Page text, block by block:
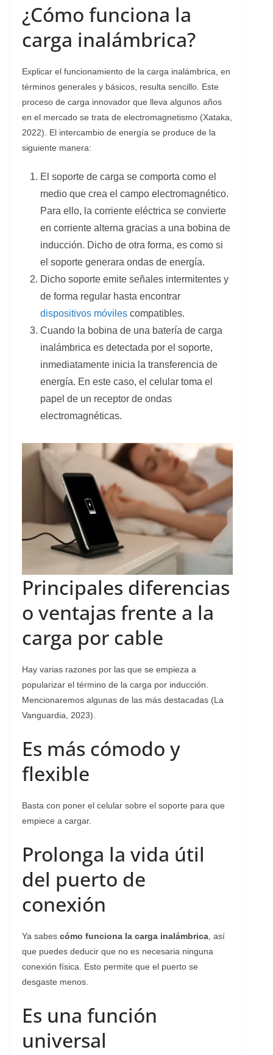
¿Cómo funciona la
carga inalámbrica?
Explicar el funcionamiento de la carga inalámbrica, en
términos generales y básicos, resulta sencillo. Este
proceso de carga innovador que lleva algunos años
en el mercado se trata de electromagnetismo (Xataka,
2022). El intercambio de energía se produce de la
siguiente manera:
El soporte de carga se comporta como el
medio que crea el campo electromagnético.
Para ello, la corriente eléctrica se convierte
en corriente alterna gracias a una bobina de
inducción. Dicho de otra forma, es como si
el soporte generara ondas de energía.
Dicho soporte emite señales intermitentes y
de forma regular hasta encontrar
dispositivos móviles compatibles.
Cuando la bobina de una batería de carga
inalámbrica es detectada por el soporte,
inmediatamente inicia la transferencia de
energía. En este caso, el celular toma el
papel de un receptor de ondas
electromagnéticas.
Principales diferencias
o ventajas frente a la
carga por cable
Hay varias razones por las que se empieza a
popularizar el término de la carga por inducción.
Mencionaremos algunas de las más destacadas (La
Vanguardia, 2023).
Es más cómodo y
flexible
Basta con poner el celular sobre el soporte para que
empiece a cargar.
Prolonga la vida útil
del puerto de
conexión
Ya sabes cómo funciona la carga inalámbrica , así
que puedes deducir que no es necesaria ninguna
conexión física. Esto permite que el puerto se
desgaste menos.
Es una función
universal